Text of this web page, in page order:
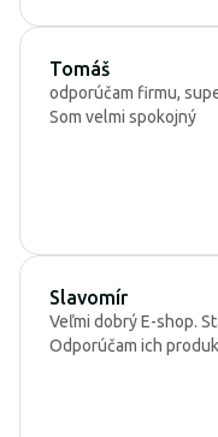
Tomáš
odporúčam firmu,
Som velmi spokojný
Slavomír
Veľmi dobrý E-shop.
Odporúčam ich